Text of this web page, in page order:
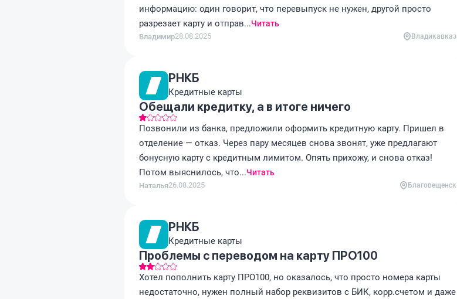
информацию: один говорит, что перевыпуск не нужен, другой просто
разрезает карту и отправ...Читать
Владимир28.08.2025 Владикавказ
РНКБ
Кредитные карты
Обещали кредитку, а в итоге ничего
Позвонили из банка, предложили оформить кредитную карту. Пришел в
отделение — отказ. Через пару месяцев снова звонят, уже предлагают
бонусную карту с кредитным лимитом. Опять прихожу, и снова отказ!
Потом выяснилось, что...Читать
Наталья26.08.2025 Благовещенск
РНКБ
Кредитные карты
Проблемы с переводом на карту ПРО100
Хотел пополнить карту ПРО100, но оказалось, что просто номера карты
недостаточно, нужен полный набор реквизитов с БИК, корр.счетом и даже